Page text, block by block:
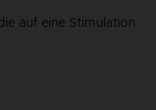
auf eine Stimulation